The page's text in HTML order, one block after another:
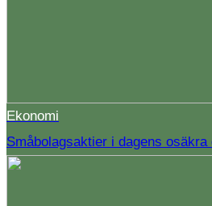
Ekonomi
Småbolagsaktier i dagens osäkra